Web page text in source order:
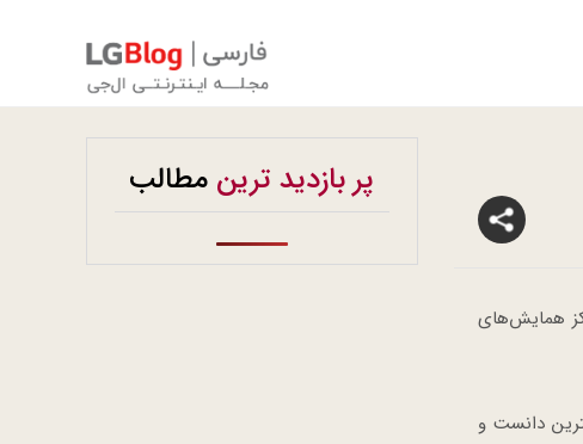
همایش‌های
رتبه بهترین دانست و
پر بازدید ترین مطالب